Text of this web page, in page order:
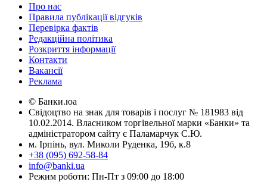
Про нас
Правила публікації відгуків
Перевірка фактів
Редакційна політика
Розкриття інформації
Контакти
Вакансії
Реклама
© Банки.юа
Свідоцтво на знак для товарів і послуг № 181983 від
10.02.2014. Власником торгівельної марки «Банки» та
адміністратором сайту є Паламарчук С.Ю.
м. Ірпінь, вул. Миколи Руденка, 19б, к.8
+38 (095) 692-58-84
info@banki.ua
Режим роботи: Пн-Пт з 09:00 до 18:00